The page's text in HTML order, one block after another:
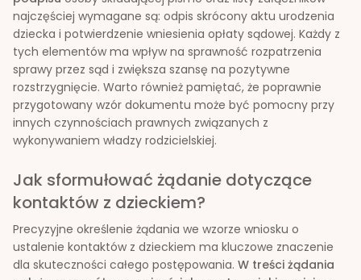
najczęściej wymagane są: odpis skrócony aktu urodzenia
dziecka i potwierdzenie wniesienia opłaty sądowej. Każdy z
tych elementów ma wpływ na sprawność rozpatrzenia
sprawy przez sąd i zwiększa szansę na pozytywne
rozstrzygnięcie. Warto również pamiętać, że poprawnie
przygotowany wzór dokumentu może być pomocny przy
innych czynnościach prawnych związanych z
wykonywaniem władzy rodzicielskiej.
Jak sformułować żądanie dotyczące
kontaktów z dzieckiem?
Precyzyjne określenie żądania we wzorze wniosku o
ustalenie kontaktów z dzieckiem ma kluczowe znaczenie
dla skuteczności całego postępowania. W treści żądania